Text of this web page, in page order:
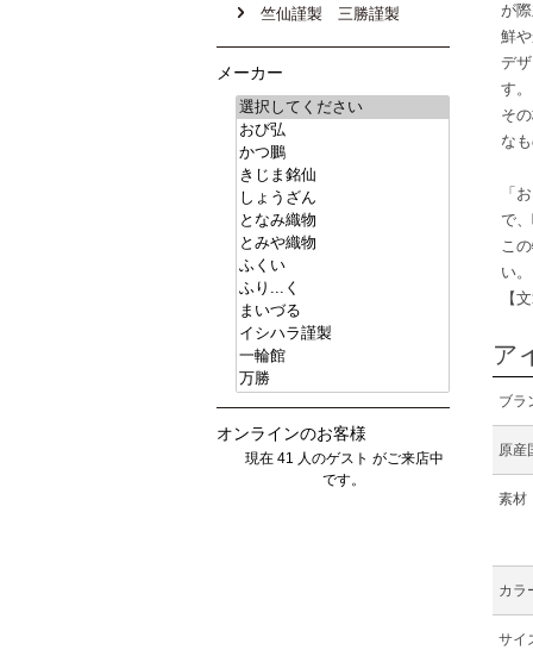
竺仙謹製 三勝謹製
メーカー
オンラインのお客様
現在 41 人のゲスト がご来店中
です。
が
鮮
デ
す。
そ
な
「
で
こ
い。
【
ア
ブラ
原産
素材
カラ
サイ